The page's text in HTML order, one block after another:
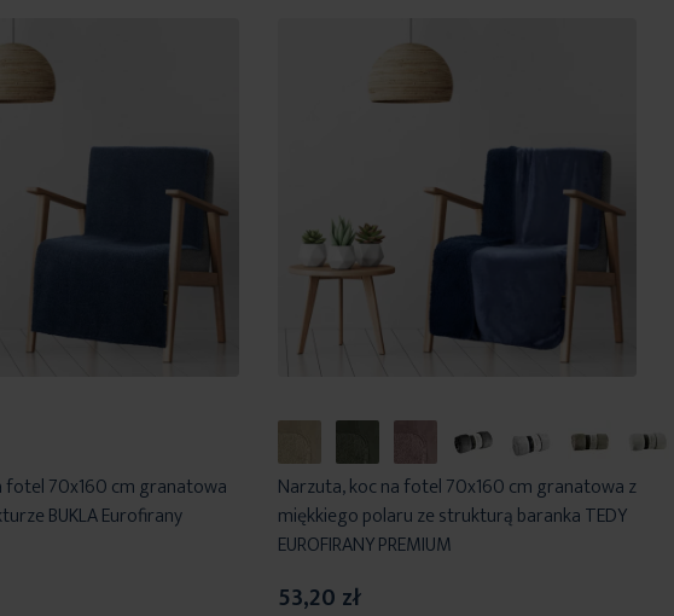
fotel 70x160 cm granatowa
BUKLA Eurofirany
Narzuta, koc na fotel 70x160 cm granatowa z
miękkiego polaru ze strukturą baranka TEDY
EUROFIRANY PREMIUM
53,20 zł